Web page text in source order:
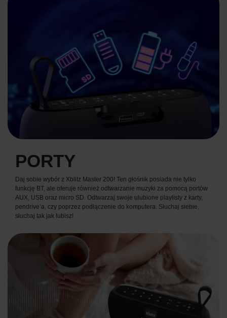
PORTY
Daj sobie wybór z Xblitz Master 200! Ten głośnik posiada nie tylko
funkcję BT, ale oferuje również odtwarzanie muzyki za pomocą portów
AUX, USB oraz micro SD. Odtwarzaj swoje ulubione playlisty z karty,
pendrive’a, czy poprzez podłączenie do komputera. Słuchaj siebie,
słuchaj tak jak lubisz!